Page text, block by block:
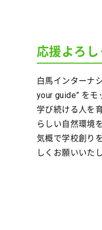
応援よろ
白馬インターナ
your guide” を
学び続ける人を
らしい自然環境
気概で学校創り
しくお願いいた